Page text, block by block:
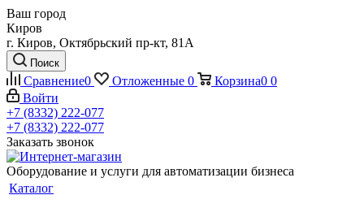
Ваш город
Киров
г. Киров, Октябрьский пр-кт, 81А
Поиск
Сравнение0 Отложенные 0 Корзина0 0
Войти
+7 (8332) 222-077
+7 (8332) 222-077
Заказать звонок
Оборудование и услуги для автоматизации бизнеса
Каталог